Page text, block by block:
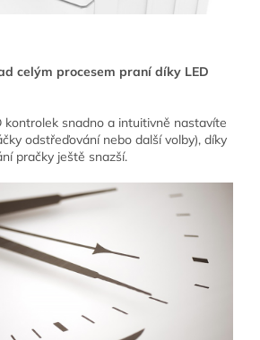
celým procesem praní díky LED
kontrolek snadno a intuitivně nastavíte
odstřeďování nebo další volby), díky
pračky ještě snazší.